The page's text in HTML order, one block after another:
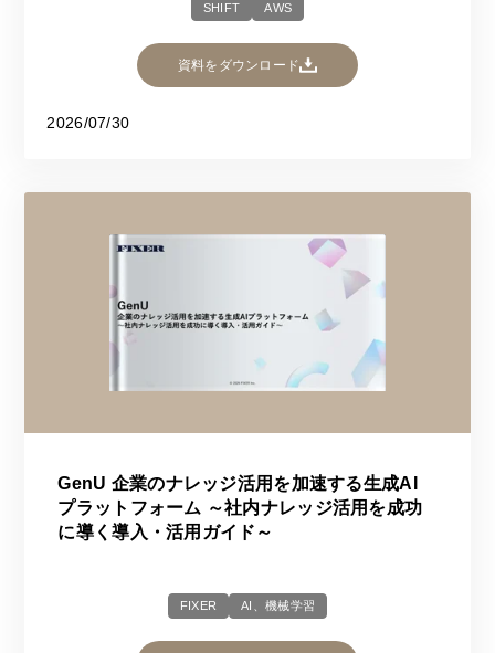
SHIFT AWS
資料をダウンロード
2026/07/30
GenU 企業のナレッジ活用を加速する生成AI
プラットフォーム ～社内ナレッジ活用を成功
に導く導入・活用ガイド～
FIXER AI、機械学習